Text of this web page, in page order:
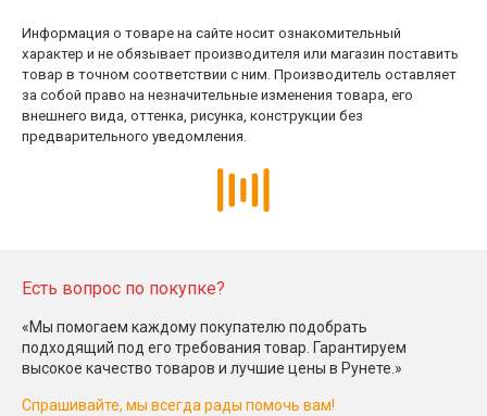
Информация о товаре на сайте носит ознакомительный
характер и не обязывает производителя или магазин поставить
товар в точном соответствии с ним. Производитель оставляет
за собой право на незначительные изменения товара, его
внешнего вида, оттенка, рисунка, конструкции без
предварительного уведомления.
Есть вопрос по покупке?
«Мы помогаем каждому покупателю подобрать
подходящий под его требования товар. Гарантируем
высокое качество товаров и лучшие цены в Рунете.»
Спрашивайте, мы всегда рады помочь вам!